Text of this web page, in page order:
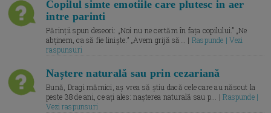
Copilul simte emotiile care plutesc in aer
intre parinti
Părinții spun deseori: „Noi nu ne certăm în fața copilului.” „Ne
abținem, ca să fie liniște.” „Avem grijă să... | Raspunde | Vezi
raspunsuri
Naștere naturală sau prin cezariană
Bună, Dragi mămici, aș vrea să știu dacă cele care au născut la
peste 38 de ani, ce ați ales: nașterea naturală sau p... |Raspunde |
Vezi raspunsuri